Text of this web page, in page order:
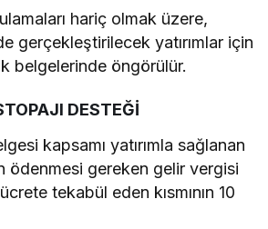
hariç olmak üzere,
gerçekleştirilecek yatırımlar için
belgelerinde öngörülür.
DESTEĞİ
kapsamı yatırımla sağlanan
ödenmesi gereken gelir vergisi
tekabül eden kısmının 10